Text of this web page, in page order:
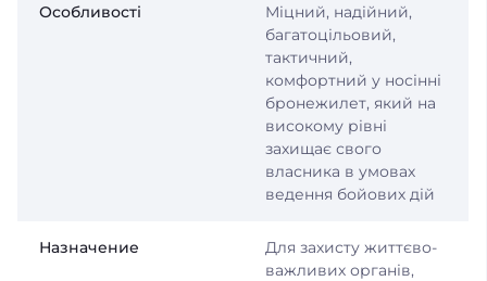
Особливості
Міцний, надійний,
багатоцільовий,
тактичний,
комфортний у носінні
бронежилет, який на
високому рівні
захищає свого
власника в умовах
ведення бойових дій
Назначение
Для захисту життєво-
важливих органів,